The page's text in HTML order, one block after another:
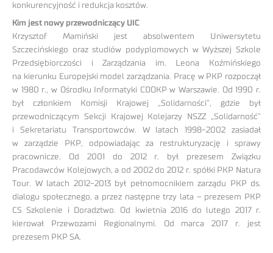
konkurencyjność i redukcja kosztów.
Kim jest nowy przewodniczący UIC
Krzysztof Mamiński jest absolwentem Uniwersytetu
Szczecińskiego oraz studiów podyplomowych w Wyższej Szkole
Przedsiębiorczości i Zarządzania im. Leona Koźmińskiego
na kierunku Europejski model zarządzania. Pracę w PKP rozpoczął
w 1980 r., w Ośrodku Informatyki CDOKP w Warszawie. Od 1990 r.
był członkiem Komisji Krajowej „Solidarności”, gdzie był
przewodniczącym Sekcji Krajowej Kolejarzy NSZZ „Solidarność”
i Sekretariatu Transportowców. W latach 1998-2002 zasiadał
w zarządzie PKP, odpowiadając za restrukturyzację i sprawy
pracownicze. Od 2001 do 2012 r. był prezesem Związku
Pracodawców Kolejowych, a od 2002 do 2012 r. spółki PKP Natura
Tour. W latach 2012-2013 był pełnomocnikiem zarządu PKP ds.
dialogu społecznego, a przez następne trzy lata – prezesem PKP
CS Szkolenie i Doradztwo. Od kwietnia 2016 do lutego 2017 r.
kierował Przewozami Regionalnymi. Od marca 2017 r. jest
prezesem PKP SA.